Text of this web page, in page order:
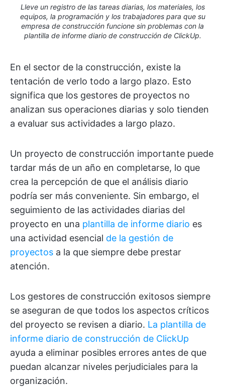
Lleve un registro de las tareas diarias, los materiales, los
equipos, la programación y los trabajadores para que su
empresa de construcción funcione sin problemas con la
plantilla de informe diario de construcción de ClickUp.
En el sector de la construcción, existe la
tentación de verlo todo a largo plazo. Esto
significa que los gestores de proyectos no
analizan sus operaciones diarias y solo tienden
a evaluar sus actividades a largo plazo.
Un proyecto de construcción importante puede
tardar más de un año en completarse, lo que
crea la percepción de que el análisis diario
podría ser más conveniente. Sin embargo, el
seguimiento de las actividades diarias del
proyecto en una plantilla de informe diario es
una actividad esencial de la gestión de
proyectos a la que siempre debe prestar
atención.
Los gestores de construcción exitosos siempre
se aseguran de que todos los aspectos críticos
del proyecto se revisen a diario. La plantilla de
informe diario de construcción de ClickUp
ayuda a eliminar posibles errores antes de que
puedan alcanzar niveles perjudiciales para la
organización.